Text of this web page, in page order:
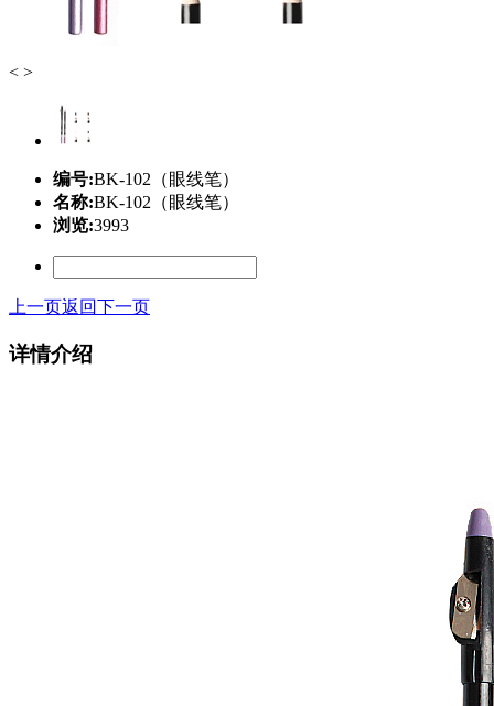
< >
编号:BK-102（眼线笔）
名称:BK-102（眼线笔）
浏览:3993
上一页返回下一页
详情介绍